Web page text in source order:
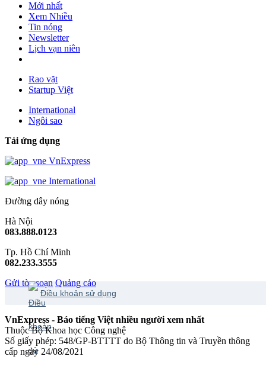
Mới nhất
Xem Nhiều
Tin nóng
Newsletter
Lịch vạn niên
Rao vặt
Startup Việt
International
Ngôi sao
Tải ứng dụng
VnExpress
International
Đường dây nóng
Hà Nội
083.888.0123
Tp. Hồ Chí Minh
082.233.3555
Gửi tòa soạn Quảng cáo
Điều khoản sử dụng
VnExpress - Báo tiếng Việt nhiều người xem nhất
Thuộc Bộ Khoa học Công nghệ
Số giấy phép: 548/GP-BTTTT do Bộ Thông tin và Truyền thông
cấp ngày 24/08/2021